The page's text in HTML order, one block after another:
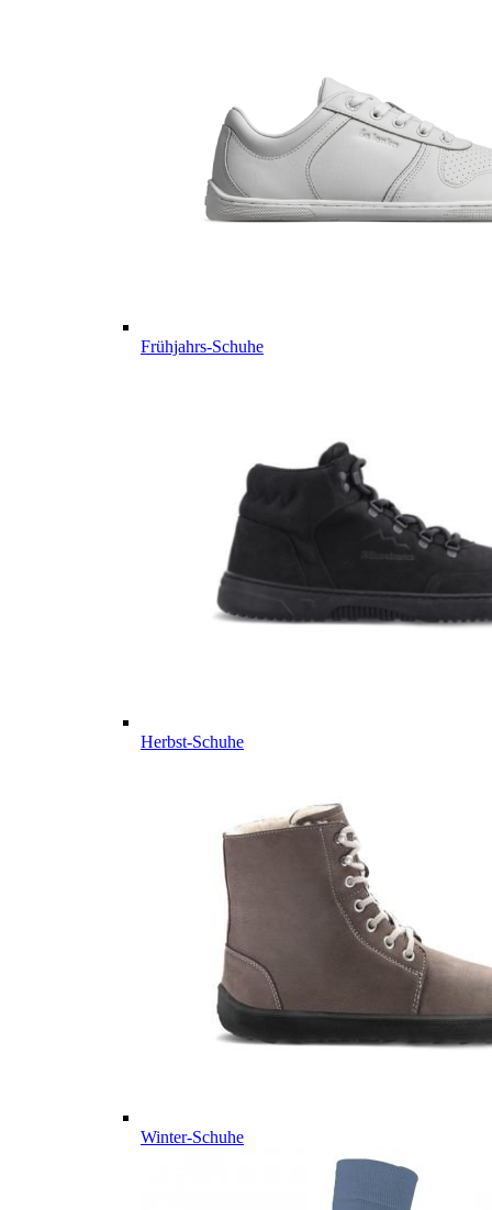
Frühjahrs-Schuhe
Herbst-Schuhe
Winter-Schuhe